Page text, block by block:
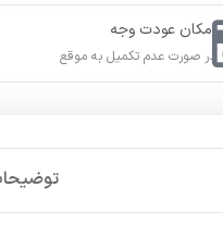
امکان عودت وجه
در صورت عدم تکمیل به موقع